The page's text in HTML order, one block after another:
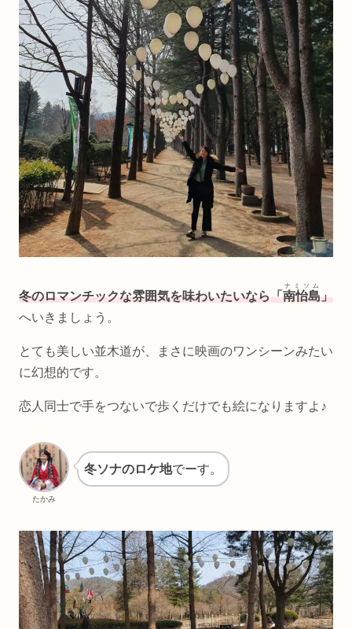
冬のロマンチックな雰囲気を味わいたいなら「南怡島
ナミソム
」
へいきましょう。
とても美しい並木道が、まさに映画のワンシーンみたい
に幻想的です。
恋人同士で手をつないで歩くだけでも絵になりますよ♪
たかみ
冬ソナのロケ地でーす。